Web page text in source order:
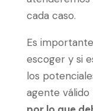
cada caso.
Es
escoger y si
los
agente válido